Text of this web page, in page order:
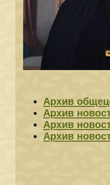
Архив
Архив
Архив
Архив